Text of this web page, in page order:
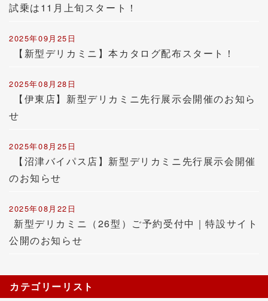
試乗は11月上旬スタート！
2025年09月25日
【新型デリカミニ】本カタログ配布スタート！
2025年08月28日
【伊東店】新型デリカミニ先行展示会開催のお知ら
せ
2025年08月25日
【沼津バイパス店】新型デリカミニ先行展示会開催
のお知らせ
2025年08月22日
新型デリカミニ（26型）ご予約受付中｜特設サイト
公開のお知らせ
カテゴリーリスト